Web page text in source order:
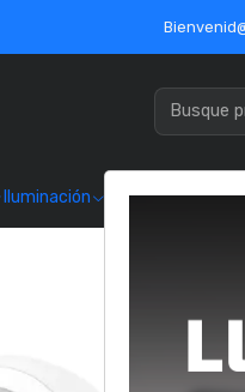
Iluminación Almacenamiento